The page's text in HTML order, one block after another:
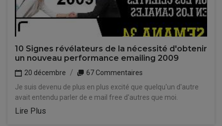
10 Signes révélateurs de la nécessité d'obtenir
un nouveau performance emailing 2009
20 décembre
67 Commentaires
Je suis devenu de plus en plus excité que quelqu'un d'autre
avait entendu parler de e mail free d'autres que moi.
Lire Plus